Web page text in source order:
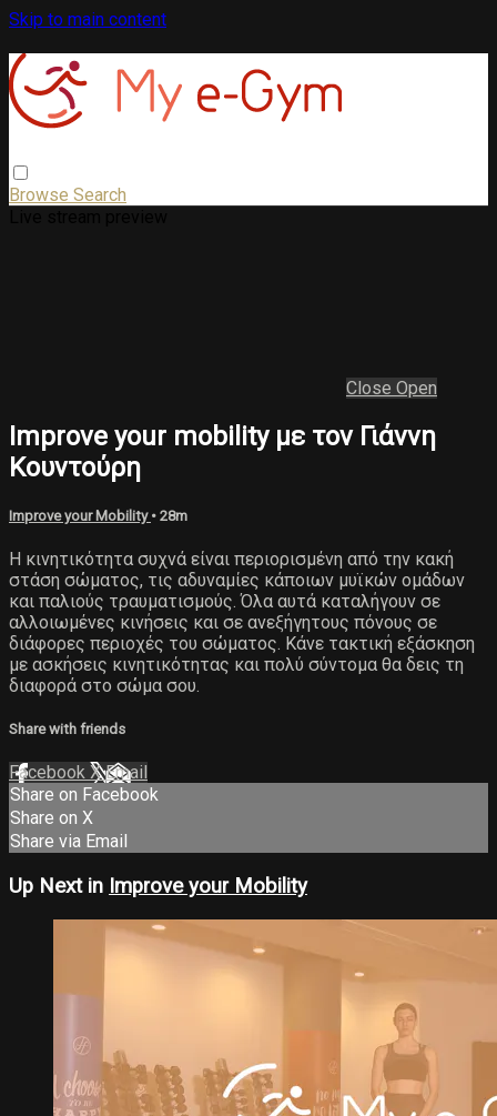
Skip to main content
Browse Search
Close Open
Improve your mobility με τον Γιάννη
Κουντούρη
Improve your Mobility • 28m
Η κινητικότητα συχνά είναι περιορισμένη από την κακή
στάση σώματος, τις αδυναμίες κάποιων μυϊκών ομάδων
και παλιούς τραυματισμούς. Όλα αυτά καταλήγουν σε
αλλοιωμένες κινήσεις και σε ανεξήγητους πόνους σε
διάφορες περιοχές του σώματος. Κάνε τακτική εξάσκηση
με ασκήσεις κινητικότητας και πολύ σύντομα θα δεις τη
διαφορά στο σώμα σου.
Share with friends
Facebook XEmail
Share on Facebook
Share on X
Share via Email
Up Next in Improve your Mobility